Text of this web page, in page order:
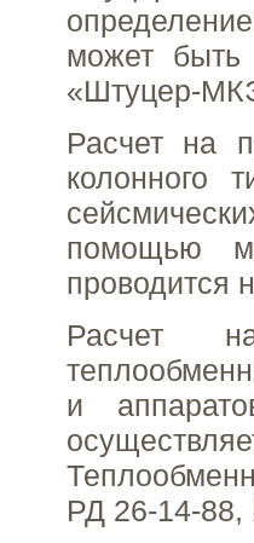
может быть
«Штуцер-
Расчет на
колонного
помощью
проводится
Расчет
и
РД 26-14-